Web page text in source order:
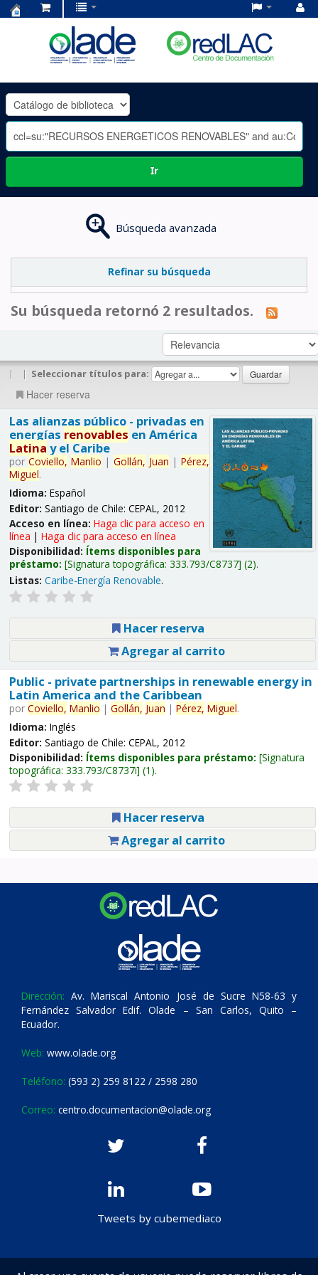
OLADE
-
Ir
Búsqueda avanzada
Refinar su búsqueda
Su búsqueda retornó 2 resultados.
| | Seleccionar títulos para:
Hacer reserva
Las alianzas público - privadas en
energías renovables en América
Latina y el Caribe
por Coviello, Manlio | Gollán, Juan | Pérez,
Miguel.
Idioma: Español
Editor: Santiago de Chile: CEPAL, 2012
Acceso en línea: Haga clic para acceso en
línea | Haga clic para acceso en línea
Disponibilidad: Ítems disponibles para
préstamo: Signatura topográfica: 333.793/C8737 (2).
Listas: Caribe-Energía Renovable.
Hacer reserva
Agregar al carrito
Public - private partnerships in renewable energy in
Latin America and the Caribbean
por Coviello, Manlio | Gollán, Juan | Pérez, Miguel.
Idioma: Inglés
Editor: Santiago de Chile: CEPAL, 2012
Disponibilidad: Ítems disponibles para préstamo: Signatura
topográfica: 333.793/C8737i (1).
Hacer reserva
Agregar al carrito
Dirección: Av. Mariscal Antonio José de Sucre N58-63 y
Fernández Salvador Edif. Olade – San Carlos, Quito –
Ecuador.
Web: www.olade.org
Teléfono: (593 2) 259 8122 / 2598 280
Correo: centro.documentacion@olade.org
Tweets by cubemediaco